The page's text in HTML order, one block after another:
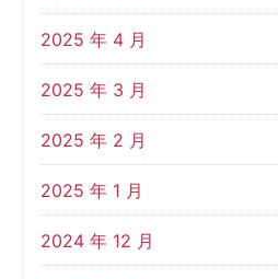
2025 年 4 月
2025 年 3 月
2025 年 2 月
2025 年 1 月
2024 年 12 月